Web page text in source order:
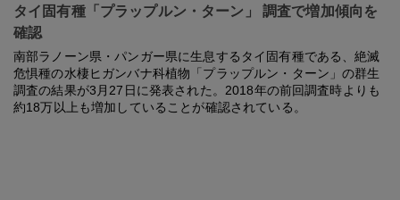
タイ固有種「プラップルン・ターン」 調査で増加傾向を
確認
南部ラノーン県・パンガー県に生息するタイ固有種である、絶滅
危惧種の水棲ヒガンバナ科植物「プラップルン・ターン」の群生
調査の結果が3月27日に発表された。2018年の前回調査時よりも
約18万以上も増加していることが確認されている。